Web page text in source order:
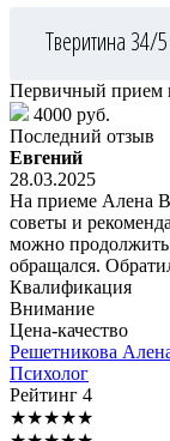
Тверитина 34/5
Первичный прием
4000 руб.
Последний отзыв
Евгений
28.03.2025
На приеме Алена
советы и
можно продолжить
обращался.
Квалификация
Внимание
Цена-качество
Решетникова
Психолог
Рейтинг 4
★★★★★